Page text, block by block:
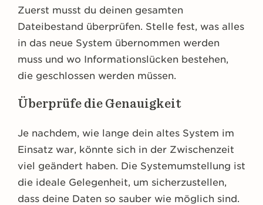
Zuerst musst du deinen gesamten
Dateibestand überprüfen. Stelle fest, was alles
in das neue System übernommen werden
muss und wo Informationslücken bestehen,
die geschlossen werden müssen.
Überprüfe die Genauigkeit
Je nachdem, wie lange dein altes System im
Einsatz war, könnte sich in der Zwischenzeit
viel geändert haben. Die Systemumstellung ist
die ideale Gelegenheit, um sicherzustellen,
dass deine Daten so sauber wie möglich sind.